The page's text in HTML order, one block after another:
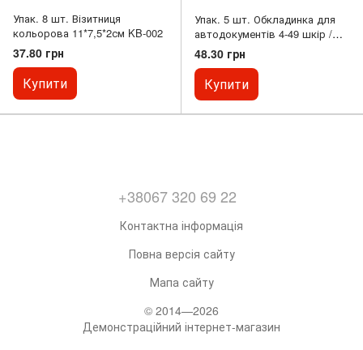
Упак. 8 шт. Візитниця
кольорова 11*7,5*2см KB-002
37.80 грн
Купити
Упак. 5 шт. Обкладинка для
автодокументів 4-49 шкір /
зам
48.30 грн
Купити
+38067 320 69 22
Контактна інформація
Повна версія сайту
Мапа сайту
© 2014—2026
Демонстраційний інтернет-магазин